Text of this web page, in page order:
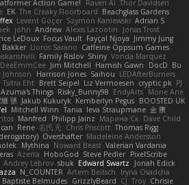
Action Game!
Raven Ai Thor Davidsen
EK The Creaky Floorboard Beachglass Gardens
Levent Göçer Szymon Kaniewski Adrian S
john Andrew Alexis Lazootin
Jonas Trost
LeDoux Focus Vault Fayçal Njoya Jimmy Jung
Bakker Lloros Sarano Caffeine Oppsum Games
Family Rislov Shiny Vonda Marquez
DeeEmmCee Jim Mitchell Hamish Gawn DocD Bu
Johnson Harrison Jones Saihou LEDAfterBurners
Tsitra Eht Brett Seipel Liz Vermoesen cryptic pk PJ
Things Risky_Bunny98 EndyArts Mone Ane
張 Jakub Kukuryk Kemberlyn Pegus BOOSTED UK
Mitchell Winn Tania Ieva Straupmane 金 康
Manfred Philipp Jainz Марина Ск Dave Child
Rene 名氏 无 Chris Priscott Thomas Rigg
Overshafter Madeleine Andersson
Mythina Noward Beast Valerian Vardania
Azerta HoboGod Steve Pedler PixelScribe
Andrey Lebrov sbuk Edward Swartz
Jonah Edick
N_COUNTER Artem Beitsch
Iryna Osadcha
Baptiste Belmudes GrizzlyBeard CJ Troy Chrisie